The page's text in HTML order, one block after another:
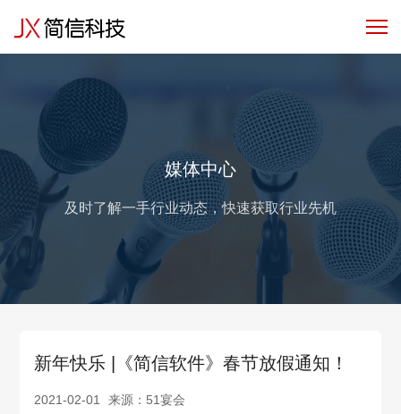
客户与
媒体中心
及时了解一手行业动态，快速获取行业先机
新年快乐 |《简信软件》春节放假通知！
2021-02-01 来源：51宴会